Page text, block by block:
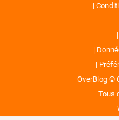
OverBlog ©
Tous